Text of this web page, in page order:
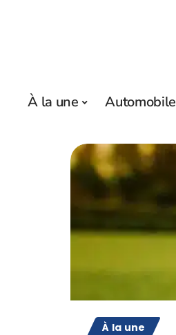
À la une Automobile
À la une